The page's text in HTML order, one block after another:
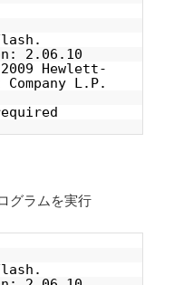
2.06.10
Hewlett-
Company L.P.
グラムを実行